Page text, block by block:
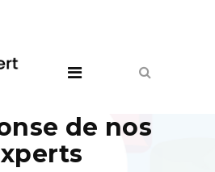
de nos